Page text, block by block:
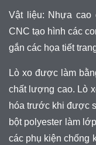
Vật liệu: Nhựa cao
CNC tạo hình các
gắn các họa tiết
Lò xo được làm
chất lượng cao. Lò
hóa trước khi được
bột polyester làm
các phụ kiện chống